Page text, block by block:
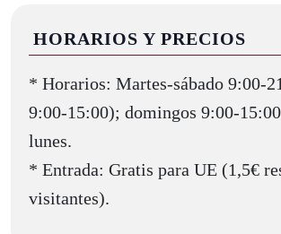
HORARIOS Y PRECIOS
* Horarios: Martes-sábado 9:00-
9:00-15:00); domingos 9:00-
lunes.
* Entrada: Gratis para UE (1,5€
visitantes).